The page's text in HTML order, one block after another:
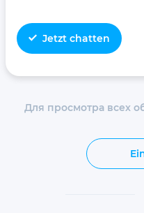
Jetzt chatten
Для просмотра всех